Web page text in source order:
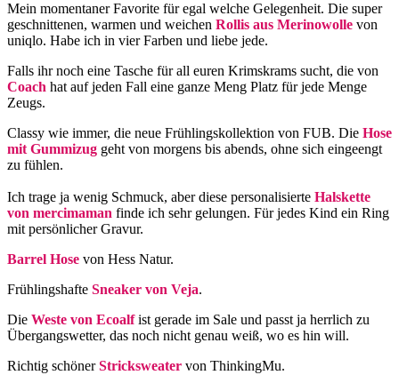
Mein momentaner Favorite für egal welche Gelegenheit. Die super
geschnittenen, warmen und weichen Rollis aus Merinowolle von
uniqlo. Habe ich in vier Farben und liebe jede.
Falls ihr noch eine Tasche für all euren Krimskrams sucht, die von
Coach hat auf jeden Fall eine ganze Meng Platz für jede Menge
Zeugs.
Classy wie immer, die neue Frühlingskollektion von FUB. Die Hose
mit Gummizug geht von morgens bis abends, ohne sich eingeengt
zu fühlen.
Ich trage ja wenig Schmuck, aber diese personalisierte Halskette
von mercimaman finde ich sehr gelungen. Für jedes Kind ein Ring
mit persönlicher Gravur.
Barrel Hose von Hess Natur.
Frühlingshafte Sneaker von Veja.
Die Weste von Ecoalfist gerade im Sale und passt ja herrlich zu
Übergangswetter, das noch nicht genau weiß, wo es hin will.
Richtig schönerStricksweater von ThinkingMu.